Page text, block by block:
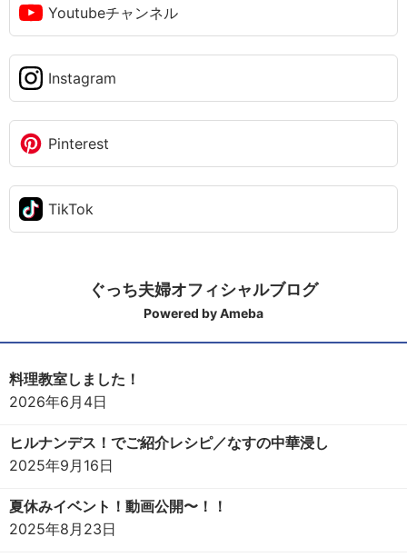
Youtubeチャンネル
Instagram
Pinterest
TikTok
ぐっち夫婦オフィシャルブログ
Powered by Ameba
料理教室しました！
2026年6月4日
ヒルナンデス！でご紹介レシピ／なすの中華浸し
2025年9月16日
夏休みイベント！動画公開〜！！
2025年8月23日